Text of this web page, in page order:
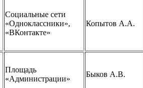
Социальные сети
«Одноклассники»,
«ВКонтакте»
Копытов А.А.
Площадь
«Администрации»
Быков А.В.